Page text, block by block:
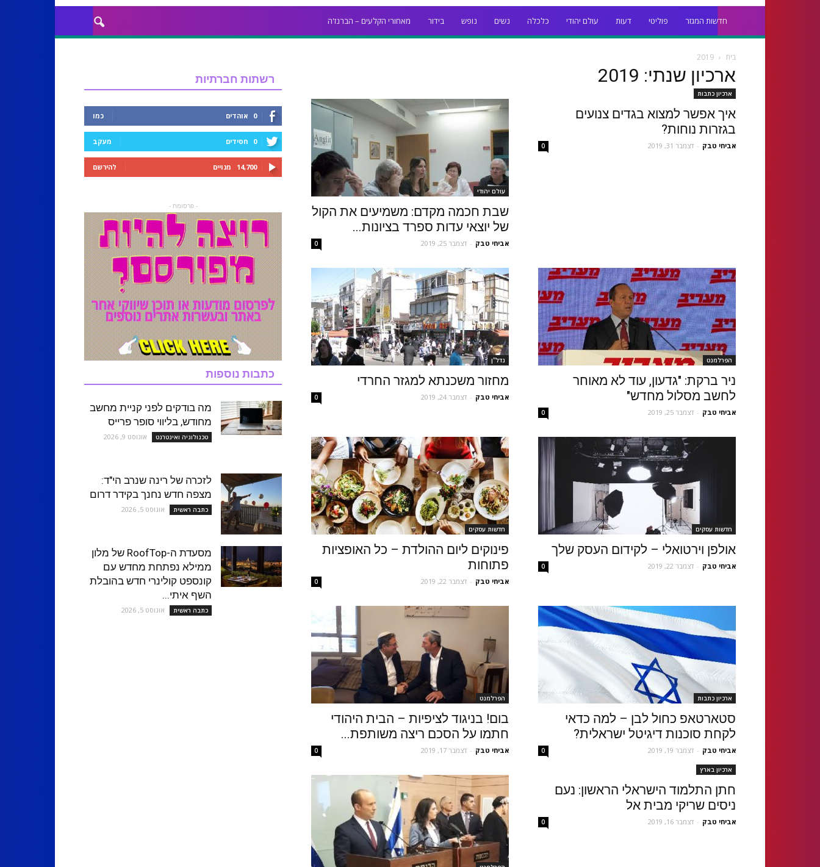
חדשות המגזר פוליטי דעות עולם יהודי כלכלה נשים נופש בידור מאחורי הקלעים – הברנז'ה
בית 2019
ארכיון שנתי: 2019
ארכיון כתבות
איך אפשר למצוא בגדים צנועים
בגזרות נוחות?
אביחי טבק - דצמבר 31, 2019 0
עולם יהודי
שבת חכמה מקדם: משמיעים את הקול
של יוצאי עדות ספרד בציונות...
אביחי טבק - דצמבר 25, 2019 0
הפרלמנט
ניר ברקת: "גדעון, עוד לא מאוחר
לחשב מסלול מחדש"
אביחי טבק - דצמבר 25, 2019 0
נדל''ן
מחזור משכנתא למגזר החרדי
אביחי טבק - דצמבר 24, 2019 0
חדשות עסקים
אולפן וירטואלי – לקידום העסק שלך
אביחי טבק - דצמבר 22, 2019 0
חדשות עסקים
פינוקים ליום ההולדת – כל האופציות
פתוחות
אביחי טבק - דצמבר 22, 2019 0
ארכיון כתבות
סטארטאפ כחול לבן – למה כדאי
לקחת סוכנות דיגיטל ישראלית?
אביחי טבק - דצמבר 19, 2019 0
הפרלמנט
בום! בניגוד לציפיות – הבית היהודי
חתמו על הסכם ריצה משותפת...
אביחי טבק - דצמבר 17, 2019 0
ארכיון בארץ
חתן התלמוד הישראלי הראשון: נעם
ניסים שריקי מבית אל
אביחי טבק - דצמבר 16, 2019 0
רשתות חברתיות
0 אוהדים כמו
0 חסידים מעקב
14,700 מנויים להירשם
- פרסומת -
כתבות נוספות
מה בודקים לפני קניית מחשב
מחודש, בליווי סופר פרייס
טכנולוגיה ואינטרנט אוגוסט 9, 2026
לזכרה של רינה שנרב הי"ד:
מצפה חדש נחנך בקידר דרום
כתבה ראשית אוגוסט 5, 2026
מסעדת ה-RoofTop של מלון
ממילא נפתחת מחדש עם
קונספט קולינרי חדש בהובלת
השף איתי...
כתבה ראשית אוגוסט 5, 2026